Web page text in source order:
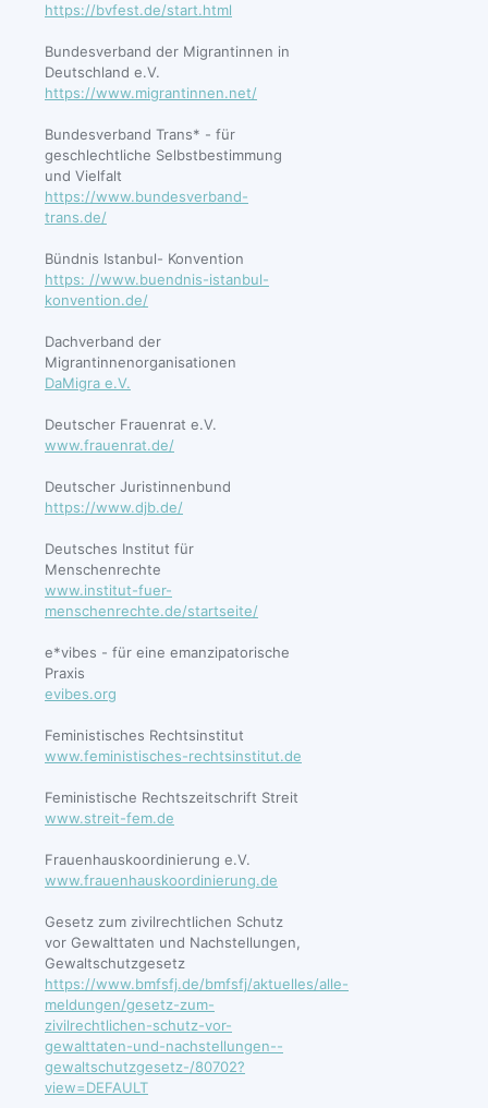
https://bvfest.de/start.html
Bundesverband der Migrantinnen in
Deutschland e.V.
https://www.migrantinnen.net/
Bundesverband Trans* - für
geschlechtliche Selbstbestimmung
und Vielfalt
https://www.bundesverband-
trans.de/
Bündnis Istanbul- Konvention
https: //www.buendnis-istanbul-
konvention.de/
Dachverband der
Migrantinnenorganisationen
DaMigra e.V.
Deutscher Frauenrat e.V.
www.frauenrat.de/
Deutscher Juristinnenbund
https://www.djb.de/
Deutsches Institut für
Menschenrechte
www.institut-fuer-
menschenrechte.de/startseite/
e*vibes - für eine emanzipatorische
Praxis
evibes.org
Feministisches Rechtsinstitut
www.feministisches-rechtsinstitut.de
Feministische Rechtszeitschrift Streit
www.streit-fem.de
Frauenhauskoordinierung e.V.
www.frauenhauskoordinierung.de
Gesetz zum zivilrechtlichen Schutz
vor Gewalttaten und Nachstellungen,
Gewaltschutzgesetz
https://www.bmfsfj.de/bmfsfj/aktuelles/alle-
meldungen/gesetz-zum-
zivilrechtlichen-schutz-vor-
gewalttaten-und-nachstellungen--
gewaltschutzgesetz-/80702?
view=DEFAULT